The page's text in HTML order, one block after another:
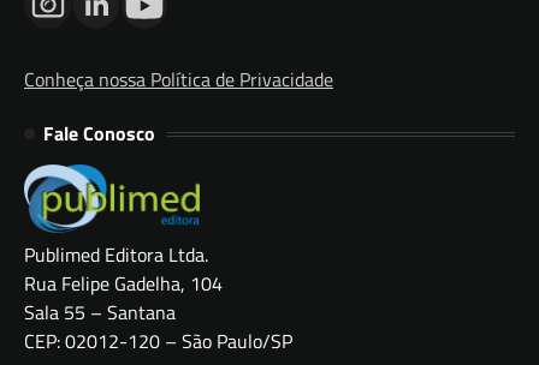
Conheça nossa Política de Privacidade
Fale Conosco
Publimed Editora Ltda.
Rua Felipe Gadelha, 104
Sala 55 – Santana
CEP: 02012-120 – São Paulo/SP